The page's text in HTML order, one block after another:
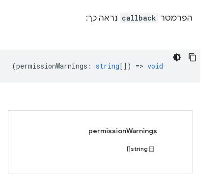
הפרמטר callback נראה כך:
(permissionWarnings : string[]) => void
permissionWarnings
string[]